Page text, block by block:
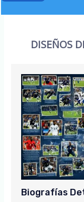
DISEÑOS
Biografías